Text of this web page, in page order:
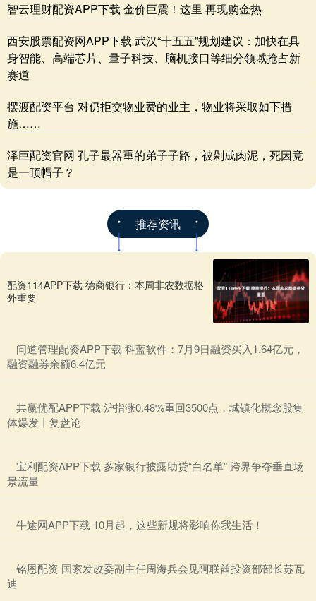
智云理财配资APP下载 金价巨震！这里 再现购金热
西安股票配资网APP下载 武汉“十五五”规划建议：加快在具
身智能、高端芯片、量子科技、脑机接口等细分领域抢占新
赛道
摆渡配资平台 对仍拒交物业费的业主，物业将采取如下措
施……
泽巨配资官网 孔子最器重的弟子子路，被剁成肉泥，死因竟
是一顶帽子？
推荐资讯
配资114APP下载 德商银行：本周非农数据格
外重要
​问道管理配资APP下载 科蓝软件：7月9日融资买入1.64亿元，
融资融券余额6.4亿元
​共赢优配APP下载 沪指涨0.48%重回3500点，城镇化概念股集
体爆发丨复盘论
​宝利配资APP下载 多家银行披露助贷“白名单” 跨界争夺垂直场
景流量
​牛途网APP下载 10月起，这些新规将影响你我生活！
​铭恩配资 国家发改委副主任周海兵会见阿联酋投资部部长苏瓦
迪